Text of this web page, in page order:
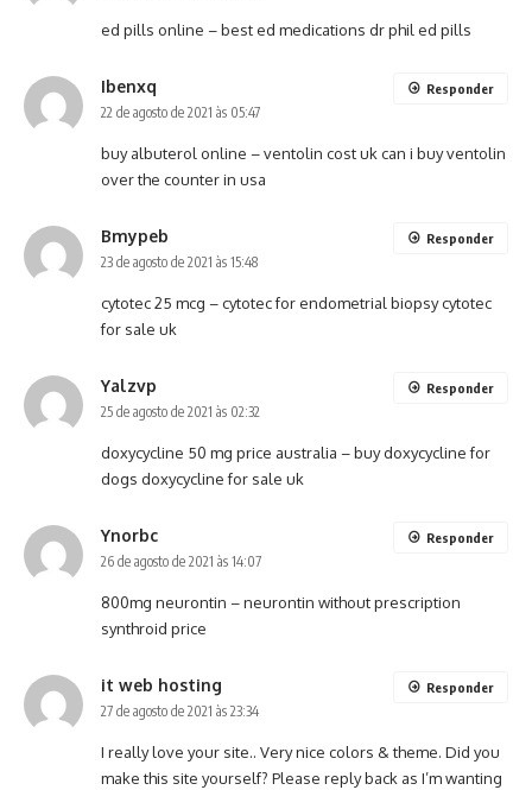
ed pills online –best ed medications dr phil ed pills
Ibenxq
22 de agosto de 2021 às 05:47
buy albuterol online –ventolin cost uk can i buy ventolin
over the counter in usa
Responder
Bmypeb
23 de agosto de 2021 às 15:48
cytotec 25 mcg – cytotec for endometrial biopsycytotec
for sale uk
Responder
Yalzvp
25 de agosto de 2021 às 02:32
doxycycline 50 mg price australia –buy doxycycline for
dogs doxycycline for sale uk
Responder
Ynorbc
26 de agosto de 2021 às 14:07
800mg neurontin –neurontin without prescription
synthroid price
Responder
it web hosting
27 de agosto de 2021 às 23:34
I really love your site.. Very nice colors & theme. Did you
make this site yourself? Please reply back as I’m wanting
Responder